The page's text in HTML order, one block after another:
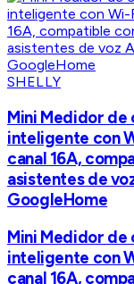
SHELLY
Mini Medidor de
inteligente con
canal 16A,
asistentes de
GoogleHome
Mini Medidor de
inteligente con
canal 16A,